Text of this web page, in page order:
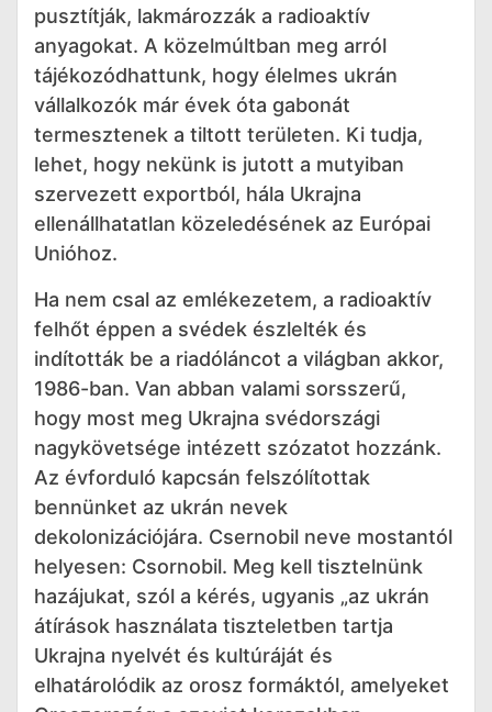
pusztítják, lakmározzák a radioaktív
anyagokat. A közelmúltban meg arról
tájékozódhattunk, hogy élelmes ukrán
vállalkozók már évek óta gabonát
termesztenek a tiltott területen. Ki tudja,
lehet, hogy nekünk is jutott a mutyiban
szervezett exportból, hála Ukrajna
ellenállhatatlan közeledésének az Európai
Unióhoz.
Ha nem csal az emlékezetem, a radioaktív
felhőt éppen a svédek észlelték és
indították be a riadóláncot a világban akkor,
1986-ban. Van abban valami sorsszerű,
hogy most meg Ukrajna svédországi
nagykövetsége intézett szózatot hozzánk.
Az évforduló kapcsán felszólítottak
bennünket az ukrán nevek
dekolonizációjára. Csernobil neve mostantól
helyesen: Csornobil. Meg kell tisztelnünk
hazájukat, szól a kérés, ugyanis „az ukrán
átírások használata tiszteletben tartja
Ukrajna nyelvét és kultúráját és
elhatárolódik az orosz formáktól, amelyeket